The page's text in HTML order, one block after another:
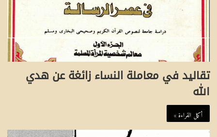
تقاليد في معاملة النساء زائغة عن هدي
الله
أكمل القراءة »